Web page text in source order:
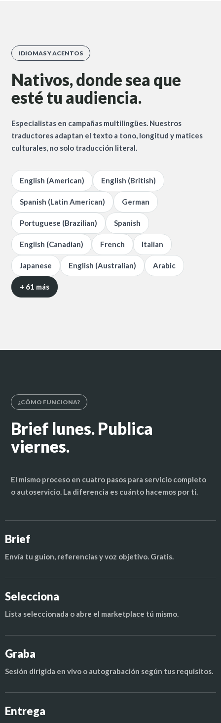
IDIOMAS Y ACENTOS
Nativos, donde sea que
esté tu audiencia.
Especialistas en campañas multilingües. Nuestros
traductores adaptan el texto a tono, longitud y matices
culturales, no solo traducción literal.
English (American) English (British)
Spanish (Latin American) German
Portuguese (Brazilian) Spanish
English (Canadian) French Italian
Japanese English (Australian) Arabic
+ 61 más
¿CÓMO FUNCIONA?
Brief lunes. Publica
viernes.
El mismo proceso en cuatro pasos para servicio completo
o autoservicio. La diferencia es cuánto hacemos por ti.
Brief
Envía tu guion, referencias y voz objetivo. Gratis.
Selecciona
Lista seleccionada o abre el marketplace tú mismo.
Graba
Sesión dirigida en vivo o autograbación según tus requisitos.
Entrega